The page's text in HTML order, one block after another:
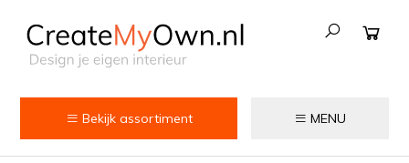
Bekijk assortiment MENU